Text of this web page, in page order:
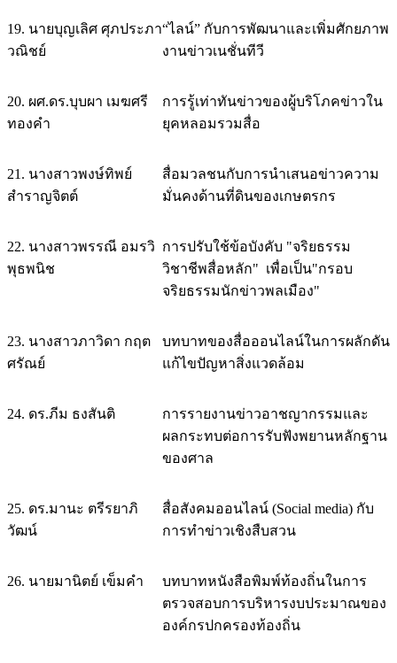
19. นายบุญเลิศ ศุภประภา
วณิชย์
“ไลน์” กับการพัฒนาและเพิ่มศักยภาพ
งานข่าวเนชั่นทีวี
20. ผศ.ดร.บุบผา เมฆศรี
ทองคำ
การรู้เท่าทันข่าวของผู้บริโภคข่าวใน
ยุคหลอมรวมสื่อ
21. นางสาวพงษ์ทิพย์
สำราญจิตต์
สื่อมวลชนกับการนำเสนอข่าวความ
มั่นคงด้านที่ดินของเกษตรกร
22. นางสาวพรรณี อมรวิ
พุธพนิช
การปรับใช้ข้อบังคับ "จริยธรรม
วิชาชีพสื่อหลัก" เพื่อเป็น"กรอบ
จริยธรรมนักข่าวพลเมือง"
23. นางสาวภาวิดา กฤต
ศรัณย์
บทบาทของสื่อออนไลน์ในการผลักดัน
แก้ไขปัญหาสิ่งแวดล้อม
24. ดร.ภีม ธงสันติ
การรายงานข่าวอาชญากรรมและ
ผลกระทบต่อการรับฟังพยานหลักฐาน
ของศาล
25. ดร.มานะ ตรีรยาภิ
วัฒน์
สื่อสังคมออนไลน์ (Social media) กับ
การทำข่าวเชิงสืบสวน
26. นายมานิตย์ เข็มคำ
บทบาทหนังสือพิมพ์ท้องถิ่นในการ
ตรวจสอบการบริหารงบประมาณของ
องค์กรปกครองท้องถิ่น